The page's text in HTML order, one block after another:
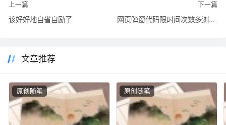
上一篇
该好好地自省自励了
下一篇
网页弹窗代码限时间次数多浏览器实现参考
文章推荐
原创随笔 原创随笔